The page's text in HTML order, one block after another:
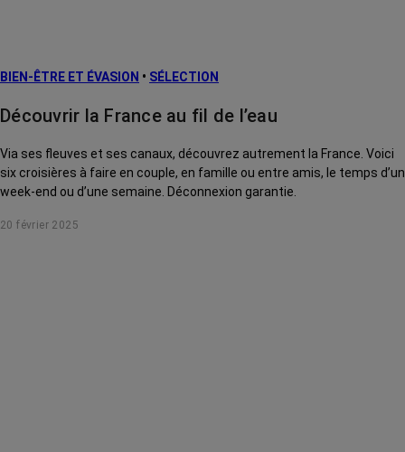
Traitements
BIEN-ÊTRE ET ÉVASION • SÉLECTION
Découvrir la France au fil de l’eau
Via ses fleuves et ses canaux, découvrez autrement la France. Voici
six croisières à faire en couple, en famille ou entre amis, le temps d’un
week-end ou d’une semaine. Déconnexion garantie.
20 février 2025